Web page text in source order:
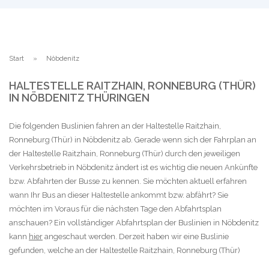
Start Nöbdenitz
HALTESTELLE RAITZHAIN, RONNEBURG (THÜR)
IN NÖBDENITZ THÜRINGEN
Die folgenden Buslinien fahren an der Haltestelle Raitzhain,
Ronneburg (Thür) in Nöbdenitz ab. Gerade wenn sich der Fahrplan an
der Haltestelle Raitzhain, Ronneburg (Thür) durch den jeweiligen
Verkehrsbetrieb in Nöbdenitz ändert ist es wichtig die neuen Ankünfte
bzw. Abfahrten der Busse zu kennen. Sie möchten aktuell erfahren
wann Ihr Bus an dieser Haltestelle ankommt bzw. abfährt? Sie
möchten im Voraus für die nächsten Tage den Abfahrtsplan
anschauen? Ein vollständiger Abfahrtsplan der Buslinien in Nöbdenitz
kann hier angeschaut werden. Derzeit haben wir eine Buslinie
gefunden, welche an der Haltestelle Raitzhain, Ronneburg (Thür)